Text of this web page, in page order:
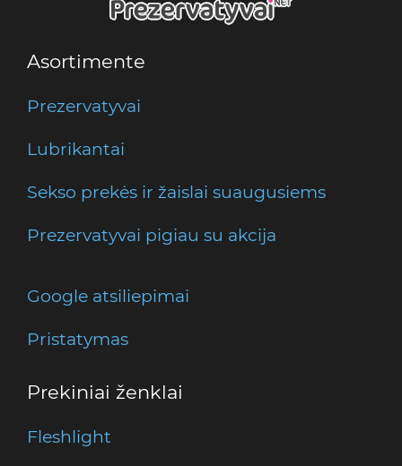
Asortimente
Prezervatyvai
Lubrikantai
Sekso prekės ir žaislai suaugusiems
Prezervatyvai pigiau su akcija
Google atsiliepimai
Pristatymas
Prekiniai ženklai
Fleshlight